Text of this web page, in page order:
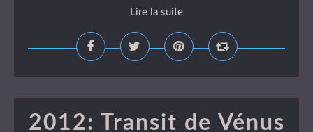
Lire la suite
2012: Transit de Vénus